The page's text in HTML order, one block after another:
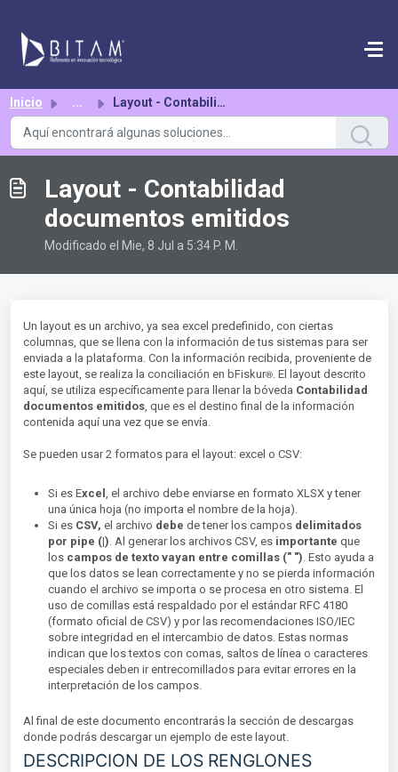
Inicio ... Layout - Contabilidad documentos emitidos
Layout - Contabilidad
documentos emitidos
Modificado el Mie, 8 Jul a 5:34 P. M.
Un layout es un archivo, ya sea excel predefinido, con ciertas
columnas, que se llena con la información de tus sistemas para ser
enviada a la plataforma. Con la información recibida, proveniente de
este layout, se realiza la conciliación en bFiskur®︎. El layout descrito
aquí, se utiliza específicamente para llenar la bóveda Contabilidad
documentos emitidos, que es el destino final de la información
contenida aquí una vez que se envía.
Se pueden usar 2 formatos para el layout: excel o CSV:
Si es Excel , el archivo debe enviarse en formato XLSX y tener
una única hoja (no importa el nombre de la hoja).
Si es CSV, el archivo debe de tener los camposdelimitados
por pipe (|) . Al generar los archivos CSV, es importante que
los campos de texto vayan entre comillas (" ") . Esto ayuda a
que los datos se lean correctamente y no se pierda información
cuando el archivo se importa o se procesa en otro sistema. El
uso de comillas está respaldado por el estándar RFC 4180
(formato oficial de CSV) y por las recomendaciones ISO/IEC
sobre integridad en el intercambio de datos. Estas normas
indican que los textos con comas, saltos de línea o caracteres
especiales deben ir entrecomillados para evitar errores en la
interpretación de los campos.
Al final de este documento encontrarás la sección de descargas
donde podrás descargar un ejemplo de este layout.
DESCRIPCION DE LOS RENGLONES